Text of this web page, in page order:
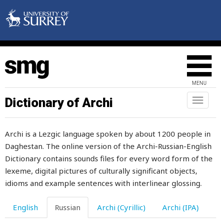
MENU
Toggle
Dictionary of Archi
Archi is a Lezgic language spoken by about 1200 people in
Daghestan. The online version of the Archi-Russian-English
Dictionary contains sounds files for every word form of the
lexeme, digital pictures of culturally significant objects,
idioms and example sentences with interlinear glossing.
English Russian Archi (Cyrillic) Archi (IPA)